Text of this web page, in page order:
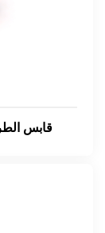
776487-1 4-